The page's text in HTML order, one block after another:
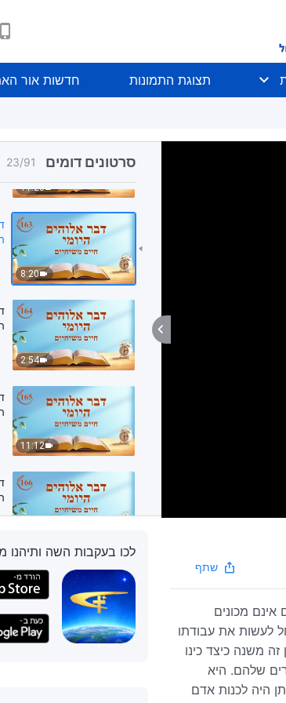
תצוגת התמונות חדשות אור
סרטונים דומים 23/91
11:23
8:20
2:54
11:12
9:36
שתף
מכונים
לעשות את עבודתו
משנה כיצד כינו
שלהם. היא
היה לכנות אדם
לכו בעקבות השה ותיהנו